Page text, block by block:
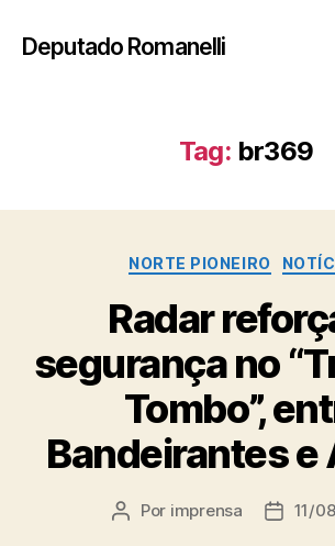
Deputado Romanelli
Tag: br369
NORTE PIONEIRO
Radar
segurança no
Tombo”,
Bandeirantes e
Autor
Por imprensa
Data11/